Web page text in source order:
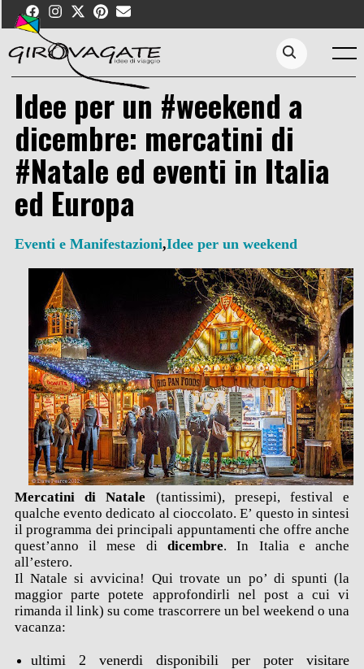
content
Menu
Search...
Idee per un #weekend a
dicembre: mercatini di
#Natale ed eventi in Italia
ed Europa
Eventi e Manifestazioni,Idee per un weekend
Mercatini di Natale (tantissimi), presepi, festival e
qualche evento dedicato al cioccolato. E’ questo in sintesi
il programma dei principali appuntamenti che offre anche
quest’anno il mese di dicembre. In Italia e anche
all’estero.
Il Natale si avvicina! Qui trovate un po’ di spunti (la
maggior parte potete approfondirli nel post a cui vi
rimanda il link) su come trascorrere un bel weekend o una
vacanza:
ultimi 2 venerdi disponibili per poter visitare